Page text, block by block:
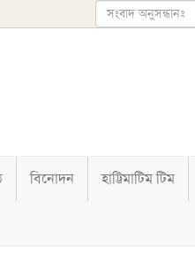
বিনোদন হাট্টিমাটিম টিম